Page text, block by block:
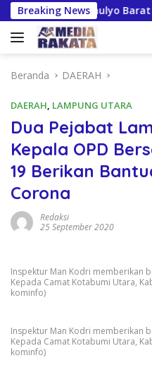
Langsung
ke
konten
Breaking News
Kresnomulyo Barat Tuan
Beranda DAERAH
DAERAH, LAMPUNG UTARA
Dua Pejabat
Kepala OPD
19 Berikan
Corona
Redaksi
25 September 2020
Inspektur Man Kodri memberikan
Kepada Camat Kotabumi Utara,
kominfo)
Inspektur Man Kodri memberikan
Kepada Camat Kotabumi Utara,
kominfo)